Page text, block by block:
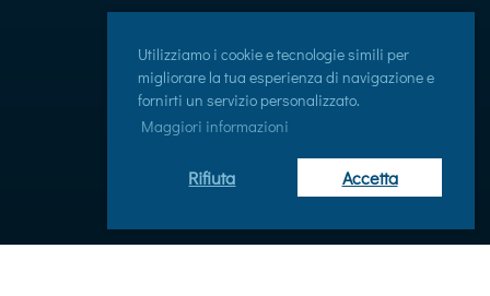
Utilizziamo i cookie e tecnologie simili per
migliorare la tua esperienza di navigazione e
fornirti un servizio personalizzato.
Maggiori informazioni
Rifiuta Accetta